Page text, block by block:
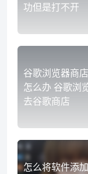
功但是打不开
谷歌浏览器商
怎么办 谷歌浏
去谷歌商店
怎么将软件添